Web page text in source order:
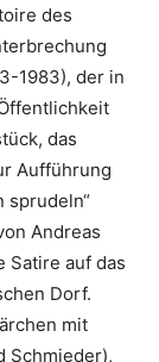
des
1983), der in
das
Aufführung
sprudeln“
Andreas
Satire auf das
Dorf.
mit
Schmieder),